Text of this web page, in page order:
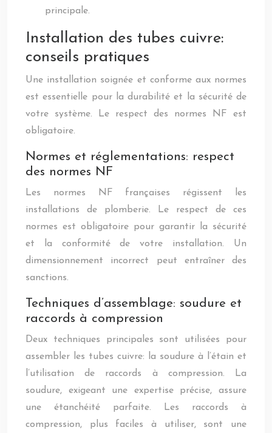
principale.
Installation des tubes cuivre:
conseils pratiques
Une installation soignée et conforme aux normes
est essentielle pour la durabilité et la sécurité de
votre système. Le respect des normes NF est
obligatoire.
Normes et réglementations: respect
des normes NF
Les normes NF françaises régissent les
installations de plomberie. Le respect de ces
normes est obligatoire pour garantir la sécurité
et la conformité de votre installation. Un
dimensionnement incorrect peut entraîner des
sanctions.
Techniques d’assemblage: soudure et
raccords à compression
Deux techniques principales sont utilisées pour
assembler les tubes cuivre: la soudure à l’étain et
l’utilisation de raccords à compression. La
soudure, exigeant une expertise précise, assure
une étanchéité parfaite. Les raccords à
compression, plus faciles à utiliser, sont une